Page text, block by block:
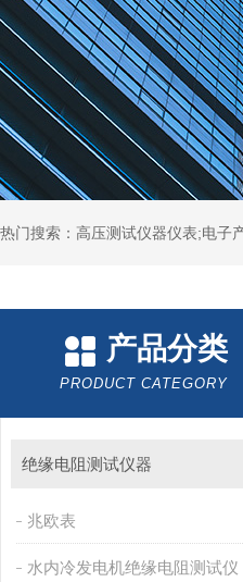
热门搜索：高压测试仪器仪表;电子
产品分类
PRODUCT CATEGORY
绝缘电阻测试仪器
兆欧表